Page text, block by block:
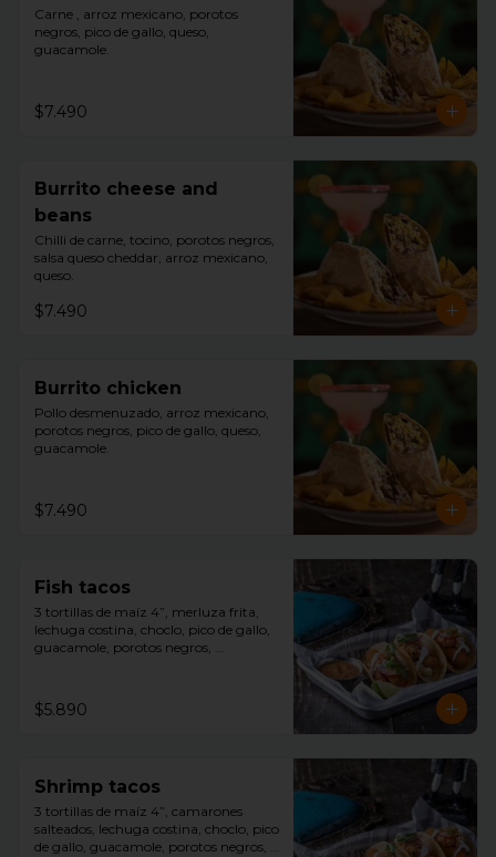
Carne , arroz mexicano, porotos
negros, pico de gallo, queso,
guacamole.
$7.490
Burrito cheese and
beans
Chilli de carne, tocino, porotos negros,
salsa queso cheddar, arroz mexicano,
queso.
$7.490
Burrito chicken
Pollo desmenuzado, arroz mexicano,
porotos negros, pico de gallo, queso,
guacamole.
$7.490
Fish tacos
3 tortillas de maíz 4”, merluza frita,
lechuga costina, choclo, pico de gallo,
guacamole, porotos negros,
salsa tquila aparte.
$5.890
Shrimp tacos
3 tortillas de maíz 4”, camarones
salteados, lechuga costina, choclo, pico
de gallo, guacamole, porotos negros,